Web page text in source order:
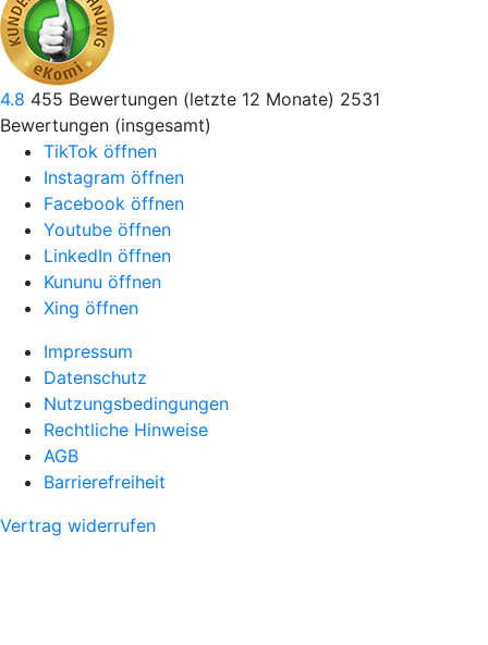
4.8 455 Bewertungen (letzte 12 Monate) 2531
Bewertungen (insgesamt)
TikTok öffnen
Instagram öffnen
Facebook öffnen
Youtube öffnen
LinkedIn öffnen
Kununu öffnen
Xing öffnen
Impressum
Datenschutz
Nutzungsbedingungen
Rechtliche Hinweise
AGB
Barrierefreiheit
Vertrag widerrufen